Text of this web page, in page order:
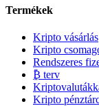
Termékek
Kripto vásárlás
Kripto
Rendszeres
₿ terv
Kripto